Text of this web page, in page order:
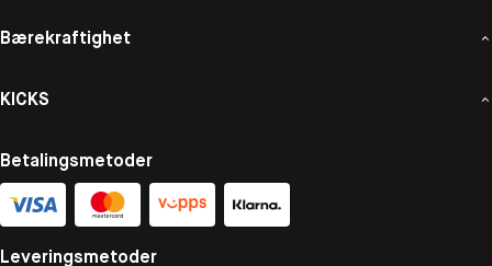
Bærekraftighet
KICKS
Betalingsmetoder
Leveringsmetoder